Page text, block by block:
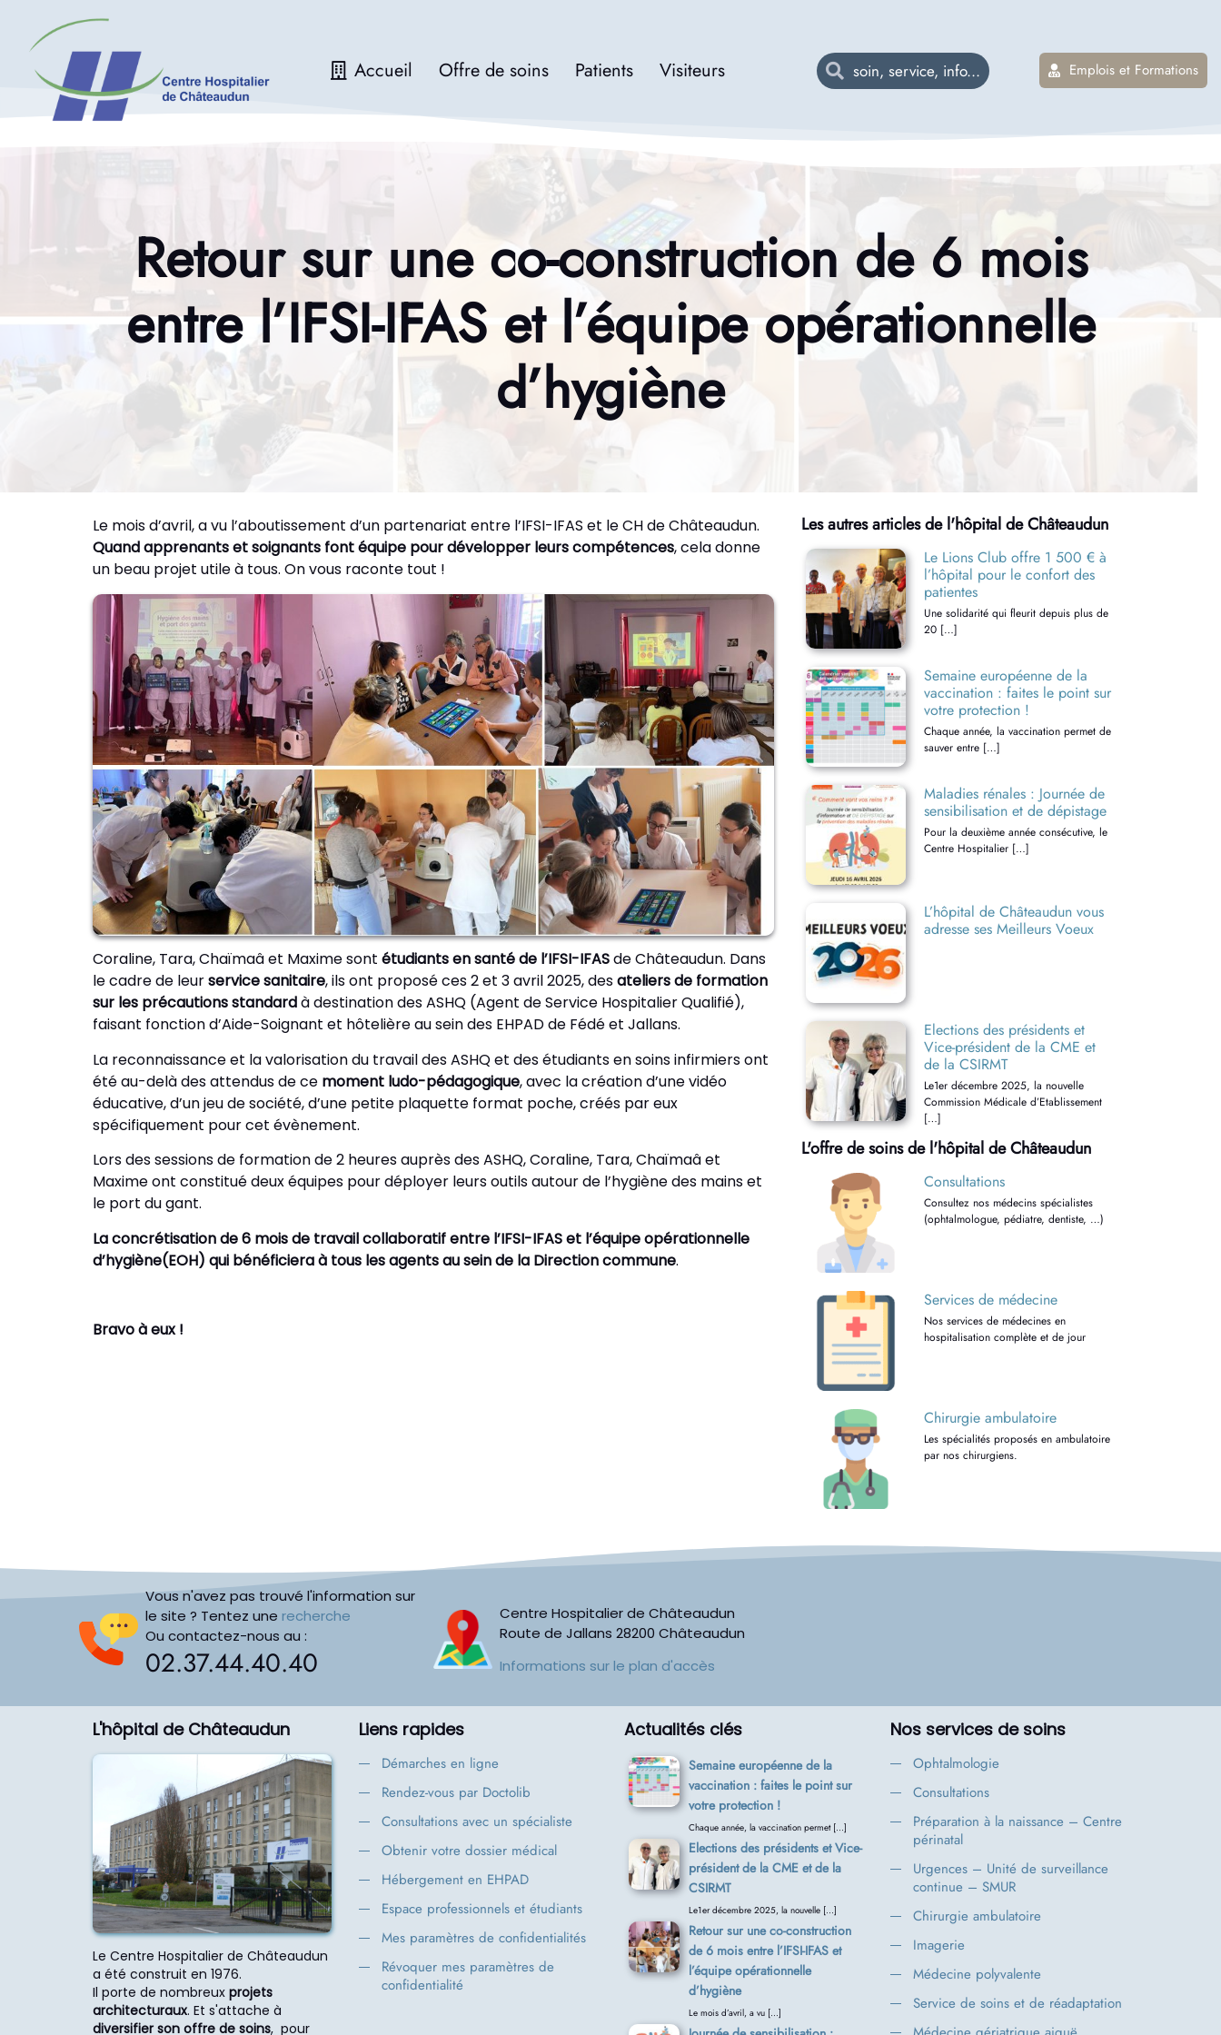
Accueil Offre de soins Patients Visiteurs Emplois et Formations
Retour sur une co-construction de 6 mois
entre l’IFSI-IFAS et l’équipe opérationnelle
d’hygiène
Le mois d’avril, a vu l’aboutissement d’un partenariat entre l’IFSI-IFAS et le CH de Châteaudun.
Quand apprenants et soignants font équipe pour développer leurs compétences, cela donne
un beau projet utile à tous. On vous raconte tout !
Coraline, Tara, Chaïmaâ et Maxime sont étudiants en santé de l’IFSI-IFASde Châteaudun. Dans
le cadre de leurservice sanitaire, ils ont proposé ces 2 et 3 avril 2025, desateliers de formation
sur les précautions standardà destination des ASHQ (Agent de Service Hospitalier Qualifié),
faisant fonction d’Aide-Soignant et hôtelière au sein des EHPAD de Fédé et Jallans.
La reconnaissance et la valorisation du travail des ASHQ et des étudiants en soins infirmiers ont
été au-delà des attendus de ce moment ludo-pédagogique, avec la création d’une vidéo
éducative, d’un jeu de société, d’une petite plaquette format poche, créés par eux
spécifiquement pour cet évènement.
Lors des sessions de formation de 2 heures auprès des ASHQ, Coraline, Tara, Chaïmaâ et
Maxime ont constitué deux équipes pour déployer leurs outils autour de l’hygiène des mains et
le port du gant.
La concrétisation de 6 mois de travail collaboratif entre l’IFSI-IFAS et l’équipe opérationnelle
d’hygiène(EOH) qui bénéficiera à tous les agents au sein de la Direction commune.
Bravo à eux !
Les autres articles de l'hôpital de Châteaudun
Le Lions Club offre 1 500 € à
l’hôpital pour le confort des
patientes
Une solidarité qui fleurit depuis plus de
20 […]
Semaine européenne de la
vaccination : faites le point sur
votre protection !
Chaque année, la vaccination permet de
sauver entre […]
Maladies rénales : Journée de
sensibilisation et de dépistage
Pour la deuxième année consécutive, le
Centre Hospitalier […]
L’hôpital de Châteaudun vous
adresse ses Meilleurs Voeux
Elections des présidents et
Vice-président de la CME et
de la CSIRMT
Le1er décembre 2025, la nouvelle
Commission Médicale d’Etablissement
[…]
L'offre de soins de l'hôpital de Châteaudun
Consultations
Consultez nos médecins spécialistes
(ophtalmologue, pédiatre, dentiste, …)
Services de médecine
Nos services de médecines en
hospitalisation complète et de jour
Chirurgie ambulatoire
Les spécialités proposés en ambulatoire
par nos chirurgiens.
Vous n'avez pas trouvé l'information sur
le site ? Tentez une recherche
Ou contactez-nous au :
02.37.44.40.40
Centre Hospitalier de Châteaudun
Route de Jallans 28200 Châteaudun
Informations sur le plan d'accès
L'hôpital de Châteaudun
Le Centre Hospitalier de Châteaudun
a été construit en 1976.
Il porte de nombreux projets
architecturaux. Et s'attache à
diversifier son offre de soins, pour
Liens rapides
Démarches en ligne
Rendez-vous par Doctolib
Consultations avec un spécialiste
Obtenir votre dossier médical
Hébergement en EHPAD
Espace professionnels et étudiants
Mes paramètres de confidentialités
Révoquer mes paramètres de
confidentialité
Actualités clés
Semaine européenne de la
vaccination : faites le point sur
votre protection !
Chaque année, la vaccination permet […]
Elections des présidents et Vice-
président de la CME et de la
CSIRMT
Le1er décembre 2025, la nouvelle […]
Retour sur une co-construction
de 6 mois entre l’IFSI-IFAS et
l’équipe opérationnelle
d’hygiène
Le mois d’avril, a vu […]
Nos services de soins
Ophtalmologie
Consultations
Préparation à la naissance – Centre
périnatal
Urgences – Unité de surveillance
continue – SMUR
Chirurgie ambulatoire
Imagerie
Médecine polyvalente
Service de soins et de réadaptation